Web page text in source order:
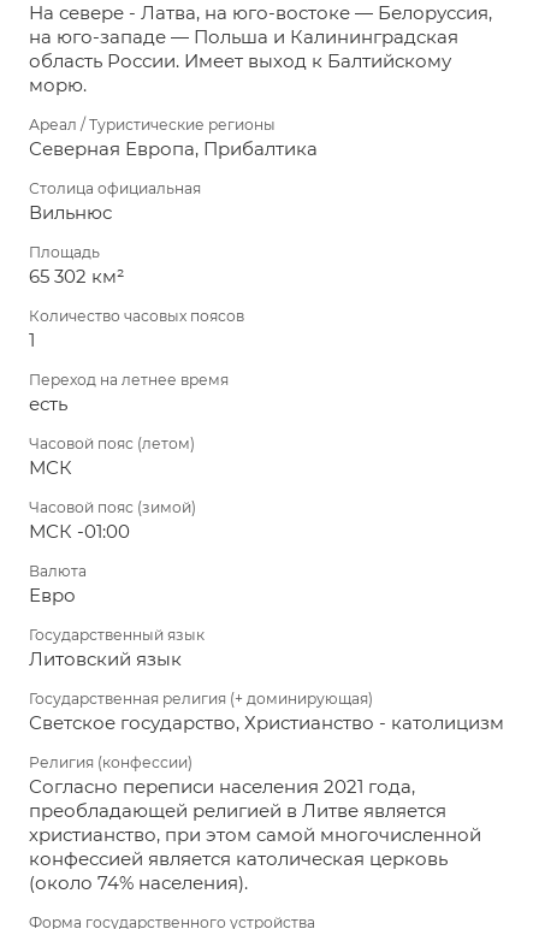
На севере - Латва, на юго-востоке — Белоруссия,
на юго-западе — Польша и Калининградская
область России. Имеет выход к Балтийскому
морю.
Ареал / Туристические регионы
Северная Европа, Прибалтика
Столица официальная
Вильнюс
Площадь
65 302 км²
Количество часовых поясов
1
Переход на летнее время
есть
Часовой пояс (летом)
МСК
Часовой пояс (зимой)
МСК -01:00
Валюта
Евро
Государственный язык
Литовский язык
Государственная религия (+ доминирующая)
Светское государство, Христианство - католицизм
Религия (конфессии)
Согласно переписи населения 2021 года,
преобладающей религией в Литве является
христианство, при этом самой многочисленной
конфессией является католическая церковь
(около 74% населения).
Форма государственного устройства